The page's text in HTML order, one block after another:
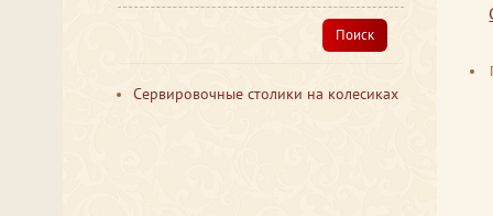
Поиск
Сервировочные столики на колесиках